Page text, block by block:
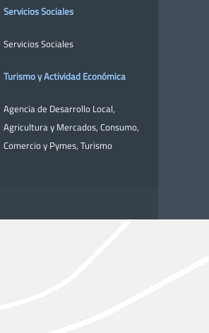
Servicios Sociales
Servicios Sociales
Turismo y Actividad Económica
Agencia de Desarrollo Local,
Agricultura y Mercados, Consumo,
Comercio y Pymes, Turismo